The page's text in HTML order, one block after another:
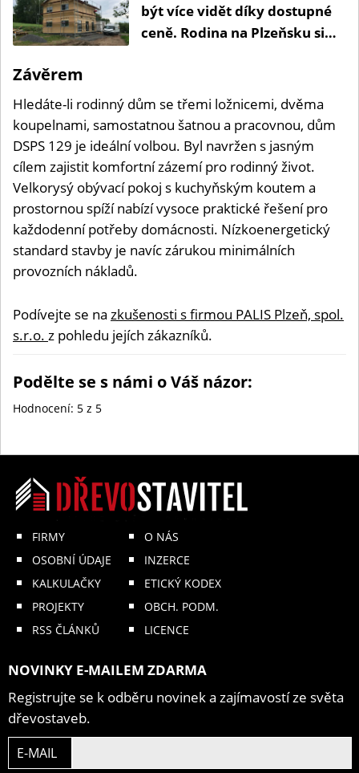
být více vidět díky dostupné
ceně. Rodina na Plzeňsku si
Závěrem
Hledáte-li rodinný dům se třemi ložnicemi, dvěma
koupelnami, samostatnou šatnou a pracovnou, dům
DSPS 129 je ideální volbou. Byl navržen s jasným
cílem zajistit komfortní zázemí pro rodinný život.
Velkorysý obývací pokoj s kuchyňským koutem a
prostornou spíží nabízí vysoce praktické řešení pro
každodenní potřeby domácnosti. Nízkoenergetický
standard stavby je navíc zárukou minimálních
provozních nákladů.
Podívejte se na zkušenosti s firmou PALIS Plzeň, spol.
s.r.o. z pohledu jejích zákazníků.
Podělte se s námi o Váš názor:
Hodnocení: 5 z 5
FIRMY
OSOBNÍ ÚDAJE
KALKULAČKY
PROJEKTY
RSS ČLÁNKŮ
O NÁS
INZERCE
ETICKÝ KODEX
OBCH. PODM.
LICENCE
NOVINKY E-MAILEM ZDARMA
Registrujte se k odběru novinek a zajímavostí ze světa
dřevostaveb.
E-MAIL